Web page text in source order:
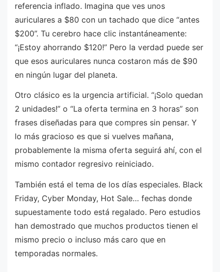
referencia inflado. Imagina que ves unos
auriculares a $80 con un tachado que dice “antes
$200”. Tu cerebro hace clic instantáneamente:
“¡Estoy ahorrando $120!” Pero la verdad puede ser
que esos auriculares nunca costaron más de $90
en ningún lugar del planeta.
Otro clásico es la urgencia artificial. “¡Solo quedan
2 unidades!” o “La oferta termina en 3 horas” son
frases diseñadas para que compres sin pensar. Y
lo más gracioso es que si vuelves mañana,
probablemente la misma oferta seguirá ahí, con el
mismo contador regresivo reiniciado.
También está el tema de los días especiales. Black
Friday, Cyber Monday, Hot Sale… fechas donde
supuestamente todo está regalado. Pero estudios
han demostrado que muchos productos tienen el
mismo precio o incluso más caro que en
temporadas normales.